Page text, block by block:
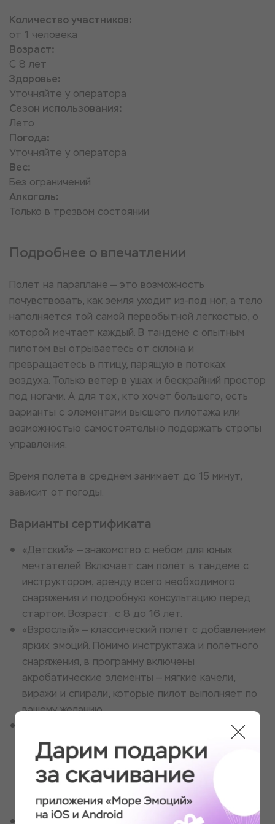
Количество участников:
от 1 человека
Возраст:
С 8 лет
Здоровье:
Уточняйте у оператора
Сезон использования:
Лето
Погода:
Уточняйте у оператора
Вес:
Без ограничений
Алкоголь:
Только в трезвом состоянии
Подробнее о впечатлении
Полет на параплане — это возможность
почувствовать, как земля уходит из-под ног, а тело
наполняется той самой первобытной лёгкостью, о
которой мечтает каждый. В тандеме с опытным
пилотом вы отрываетесь от склона и
превращаетесь в птицу, парящую в потоках
воздуха. Только ветер в ушах и бескрайний простор
под ногами. А для тех, кто хочет большего, есть
варианты с элементами высшего пилотажа или
возможностью самостоятельно подержать стропы
управления.
Время полета в среднем занимает до 15 минут,
зависит от погоды.
Варианты сертификата
«Детский» — знакомство с небом для юных
мечтателей. Включает сам полёт в тандеме с
инструктором, аренду всего необходимого
снаряжения и подробную консультацию перед
стартом. Возраст: с 8 до 16 лет.
«Взрослый» — классический полёт с добавлением
ярких эмоций. Помимо инструктажа и полётного
снаряжения, в программу включены
акробатические элементы — мягкие качели,
виражи и спирали, которые пилот выполняет по
вашему желанию.
«Специальный» — для тех, кто хочет не просто
лететь, а управлять. В безопасном тандеме
инструктор передаёт вам стропы, и вы
пробуете самостоятельно заложить вираж или
удержать курс — под чутким контролем
профессионала.
«На полную» — максимальный пакет впечатлений.